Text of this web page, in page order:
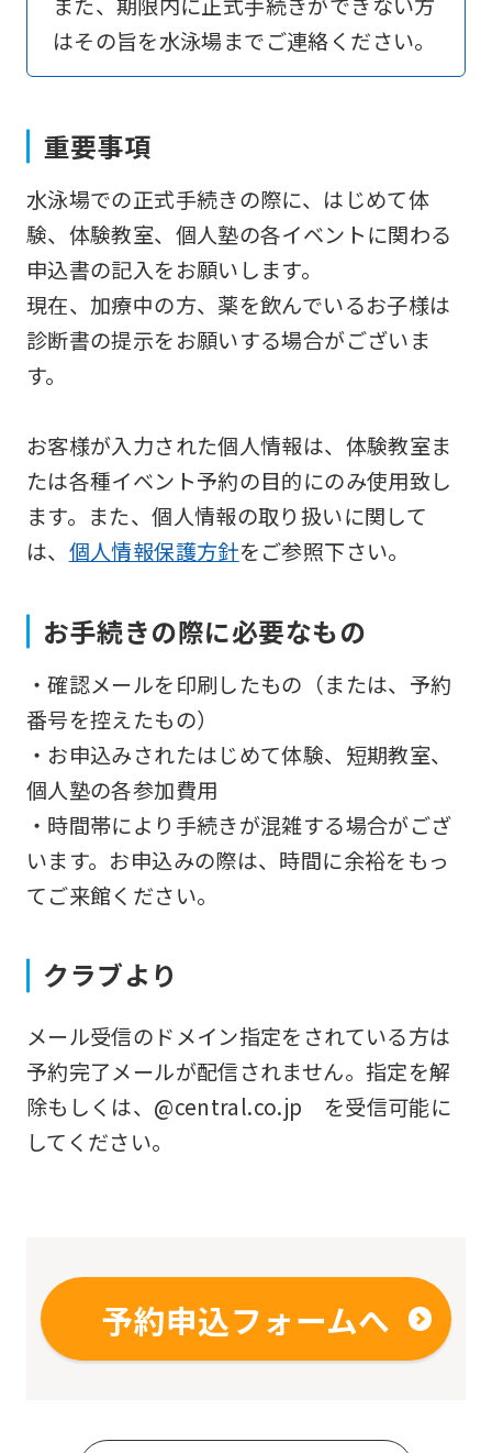
はその旨を水泳場までご連絡ください。
重要事項
水泳場での正式手続きの際に、はじめて体
験、体験教室、個人塾の各イベントに関わる
申込書の記入をお願いします。
現在、加療中の方、薬を飲んでいるお子様は
診断書の提示をお願いする場合がございま
す。
お客様が入力された個人情報は、体験教室ま
たは各種イベント予約の目的にのみ使用致し
ます。また、個人情報の取り扱いに関して
は、 個人情報保護方針をご参照下さい。
お手続きの際に必要なもの
・確認メールを印刷したもの（または、予約
番号を控えたもの）
・お申込みされたはじめて体験、短期教室、
個人塾の各参加費用
・時間帯により手続きが混雑する場合がござ
います。お申込みの際は、時間に余裕をもっ
てご来館ください。
クラブより
メール受信のドメイン指定をされている方は
予約完了メールが配信されません。指定を解
除もしくは、@central.co.jp を受信可能に
してください。
予約申込フォームへ
an
automatic
Japanese
version
of
this
website
translated
mechanically,
so
it
not
be
an
translation.
translation
may
content.
We
ask
this
before
using